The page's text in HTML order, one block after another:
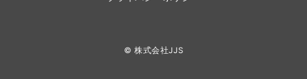
© 株式会社JJS